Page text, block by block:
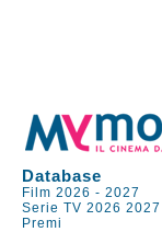
Database
Film 2026 -2027
Serie TV 2026 2027
Premi